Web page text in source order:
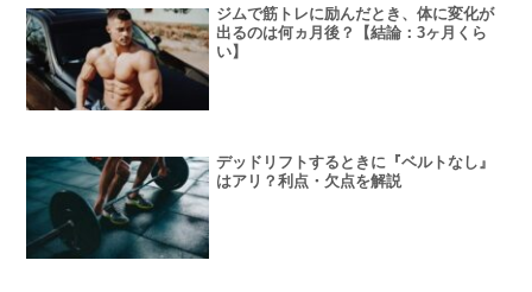
ジムで筋トレに励んだとき、体に変化が
出るのは何ヵ月後？【結論：3ヶ月くら
い】
デッドリフトするときに『ベルトなし』
はアリ？利点・欠点を解説